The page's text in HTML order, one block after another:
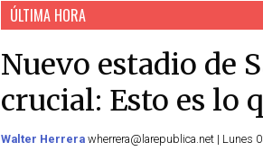
ÚLTIMA HORA
Nuevo estadio de
crucial: Esto es lo
Walter Herrera wherrera@larepublica.net | Lunes